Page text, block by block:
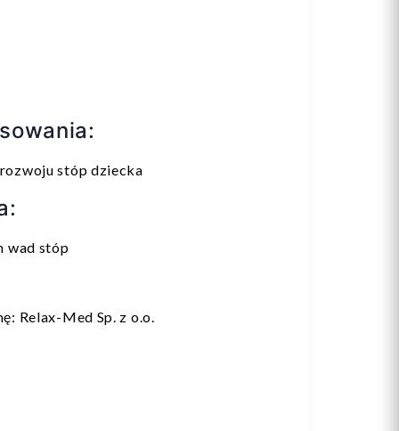
stóp dziecka
wad stóp
Relax-Med Sp. z o.o.